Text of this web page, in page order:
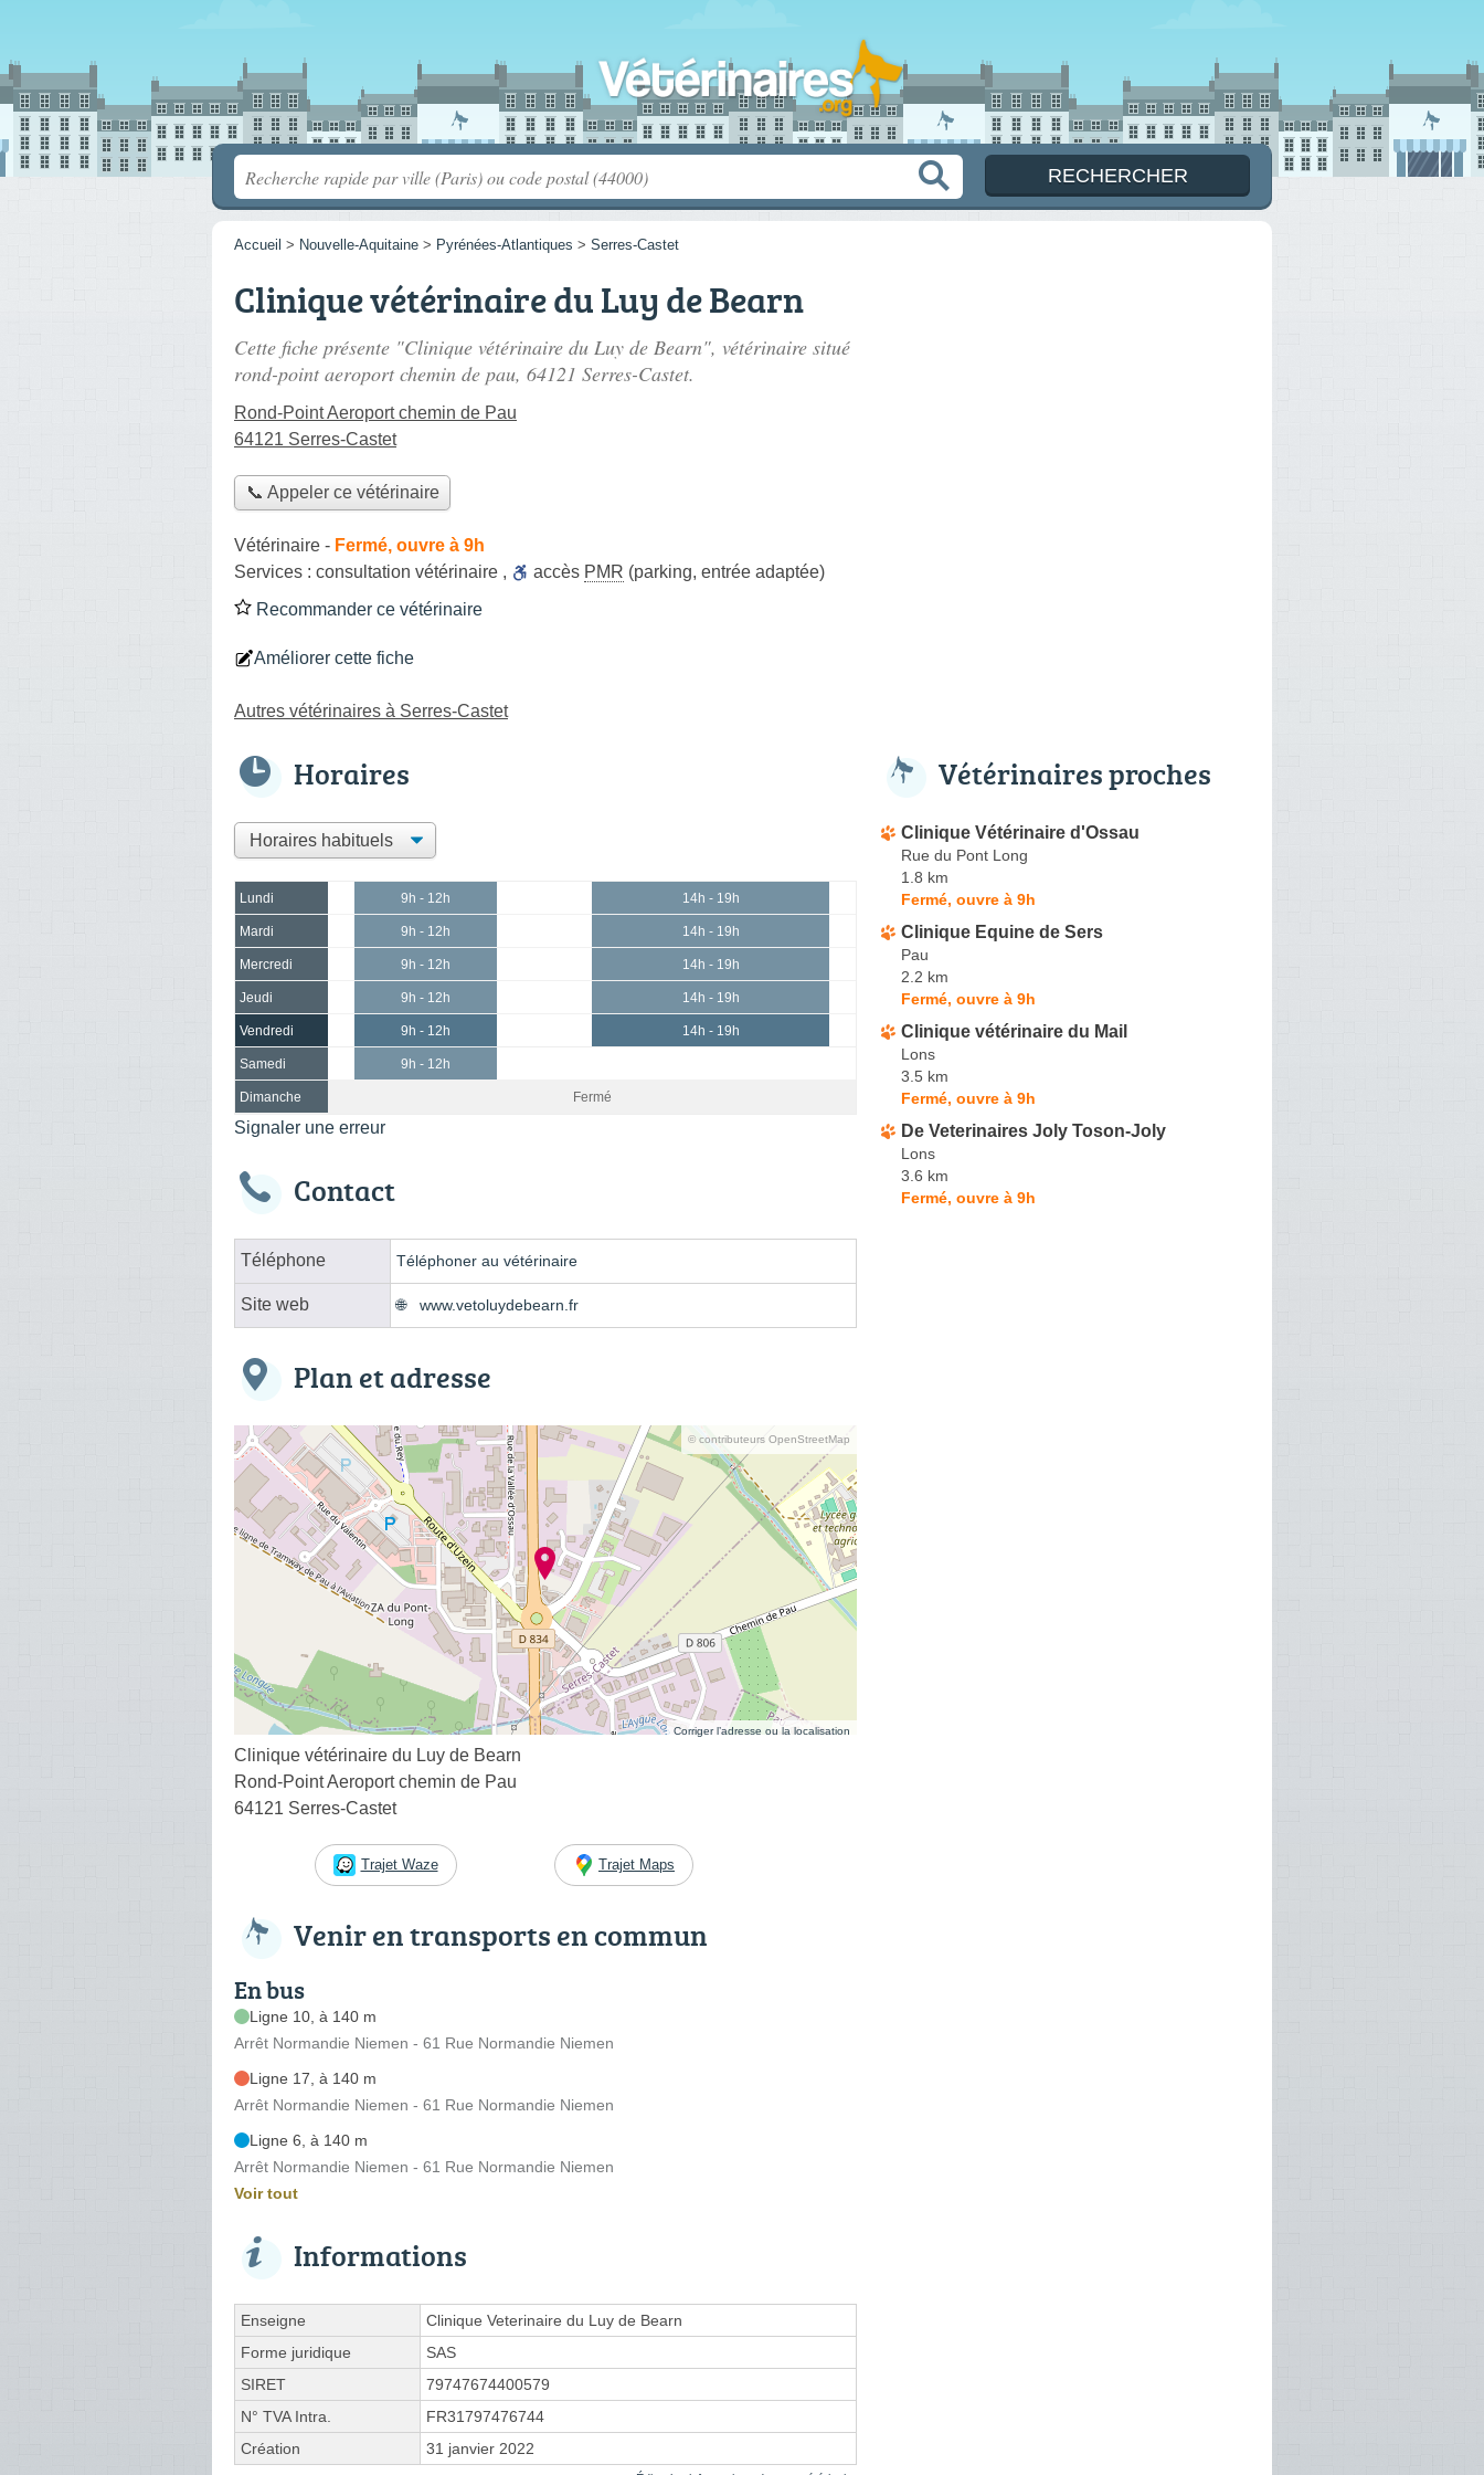
Accueil > Nouvelle-Aquitaine > Pyrénées-Atlantiques > Serres-Castet
Clinique vétérinaire du Luy de Bearn
Cette fiche présente "Clinique vétérinaire du Luy de Bearn", vétérinaire situé
rond-point aeroport chemin de pau, 64121 Serres-Castet.
Rond-Point Aeroport chemin de Pau
64121 Serres-Castet
📞 Appeler ce vétérinaire
Vétérinaire - Fermé, ouvre à 9h
Services : consultation vétérinaire , accès PMR (parking, entrée adaptée)
Recommander ce vétérinaire
Améliorer cette fiche
Autres vétérinaires à Serres-Castet
Horaires
Lundi 9h - 12h 14h - 19h
Mardi 9h - 12h 14h - 19h
Mercredi 9h - 12h 14h - 19h
Jeudi 9h - 12h 14h - 19h
Vendredi 9h - 12h 14h - 19h
Samedi 9h - 12h
Dimanche Fermé
Signaler une erreur
Contact
Téléphone Téléphoner au vétérinaire
Site web www.vetoluydebearn.fr
Plan et adresse
© contributeurs OpenStreetMap
Corriger l’adresse ou la localisation
Clinique vétérinaire du Luy de Bearn
Rond-Point Aeroport chemin de Pau
64121 Serres-Castet
Trajet Waze Trajet Maps
Venir en transports en commun
En bus
Ligne 10, à 140 m
Arrêt Normandie Niemen - 61 Rue Normandie Niemen
Ligne 17, à 140 m
Arrêt Normandie Niemen - 61 Rue Normandie Niemen
Ligne 6, à 140 m
Arrêt Normandie Niemen - 61 Rue Normandie Niemen
Voir tout
Informations
Enseigne
Clinique Veterinaire du Luy de Bearn
Forme juridique
SAS
SIRET
79747674400579
N° TVA Intra.
FR31797476744
Création
31 janvier 2022
Vétérinaires proches
Clinique Vétérinaire d'Ossau
Rue du Pont Long
1.8 km
Fermé, ouvre à 9h
Clinique Equine de Sers
Pau
2.2 km
Fermé, ouvre à 9h
Clinique vétérinaire du Mail
Lons
3.5 km
Fermé, ouvre à 9h
De Veterinaires Joly Toson-Joly
Lons
3.6 km
Fermé, ouvre à 9h